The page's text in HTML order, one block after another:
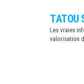
TATOU
Les vraies
valorisation